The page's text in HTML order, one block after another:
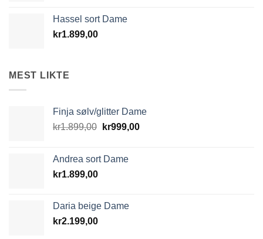
Hassel sort Dame
kr1.899,00
MEST LIKTE
Finja sølv/glitter Dame
kr1.899,00 Opprinnelig
kr1.899,00.
kr999,00Nåværende
Andrea sort Dame
kr1.899,00
Daria beige Dame
kr2.199,00